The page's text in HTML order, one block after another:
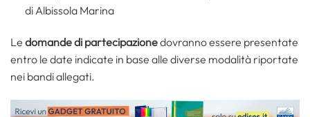
di Albissola Marina
Le domande di partecipazionedovranno essere presentate
entro le date indicate in base alle diverse modalità riportate
nei bandi allegati.